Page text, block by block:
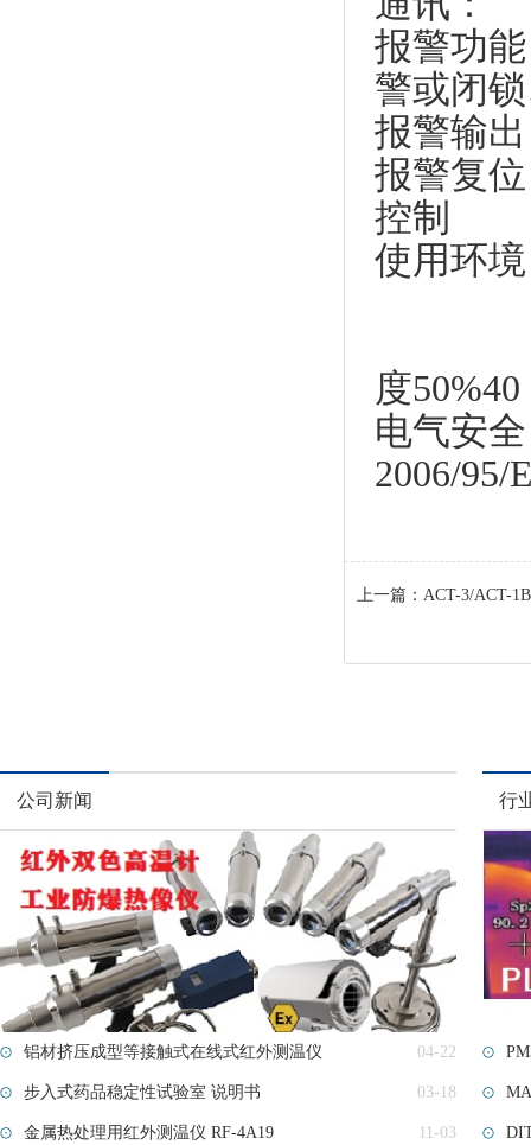
报警功
警或闭
报警输
报警复
控制
使用环
度
电气安
2006/95/
上一篇： ACT-3/ACT-
公司新闻
铝材挤压成型等接触式在线式红外测温仪 04-22
步入式药品稳定性试验室​ 说明书 03-18
金属热处理用红外测温仪 RF-4A19 11-03
行